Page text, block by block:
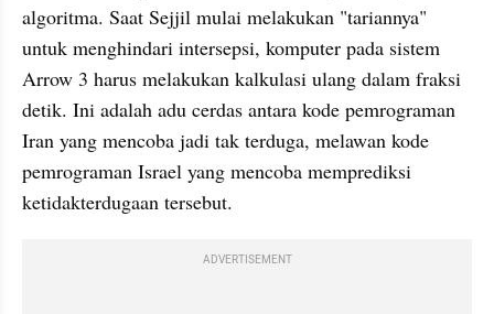
algoritma. Saat Sejjil mulai melakukan "tariannya"
untuk menghindari intersepsi, komputer pada sistem
Arrow 3 harus melakukan kalkulasi ulang dalam fraksi
detik. Ini adalah adu cerdas antara kode pemrograman
Iran yang mencoba jadi tak terduga, melawan kode
pemrograman Israel yang mencoba memprediksi
ketidakterdugaan tersebut.
ADVERTISEMENT